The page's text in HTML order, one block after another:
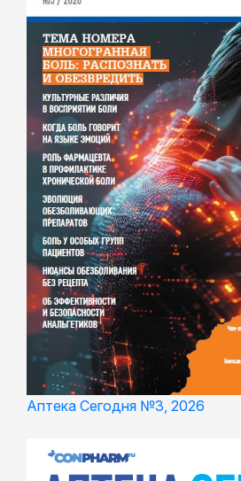
Аптека Сегодня №3, 2026